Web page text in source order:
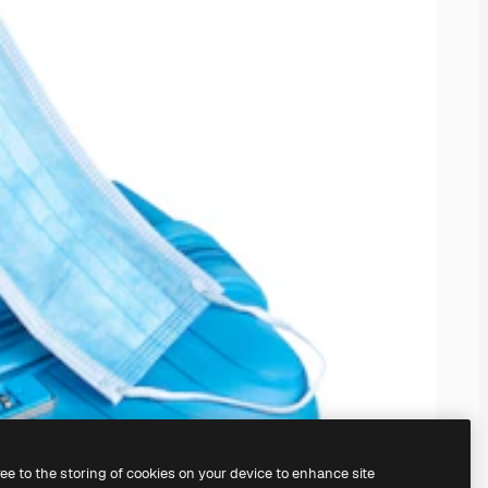
to the storing of cookies on your device to enhance site